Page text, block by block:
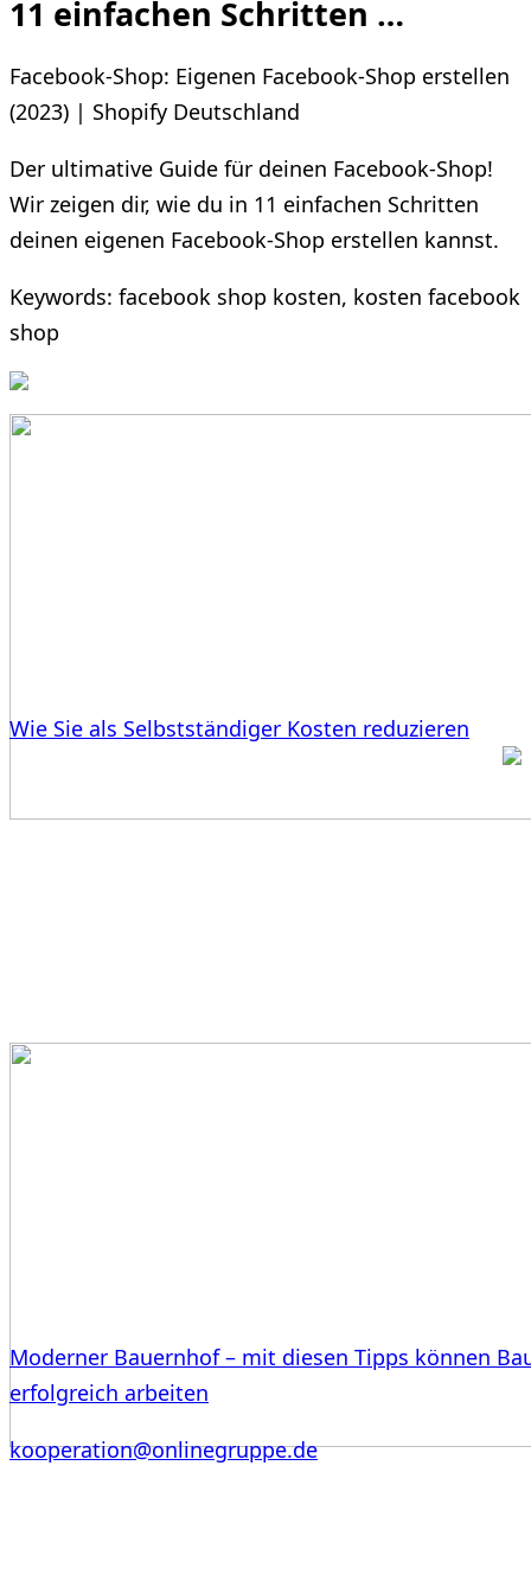
11 einfachen Schritten …
Facebook-Shop: Eigenen Facebook-Shop erstellen
(2023) | Shopify Deutschland
Der ultimative Guide für deinen Facebook-Shop!
Wir zeigen dir, wie du in 11 einfachen Schritten
deinen eigenen Facebook-Shop erstellen kannst.
Keywords: facebook shop kosten, kosten facebook
shop
Wie Sie als Selbstständiger Kosten reduzieren
Moderner Bauernhof – mit diesen Tipps können
erfolgreich arbeiten
kooperation@onlinegruppe.de